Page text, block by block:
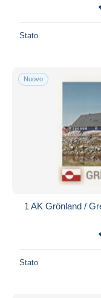
Prezzo
Spedizione
PayPal
Bonifico
Visa
Residenza del
Stato
Nuovo
1 AK Grönland /
Stato